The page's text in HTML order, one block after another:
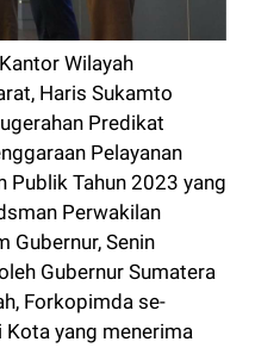
Wilayah
Haris Sukamto
Predikat
Pelayanan
Publik Tahun 2023 yang
Perwakilan
Gubernur, Senin
Gubernur Sumatera
Forkopimda se-
Kota yang menerima